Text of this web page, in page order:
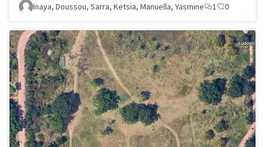
Inaya, Doussou, Sarra, Ketsia, Manuella, Yasmine 1 0